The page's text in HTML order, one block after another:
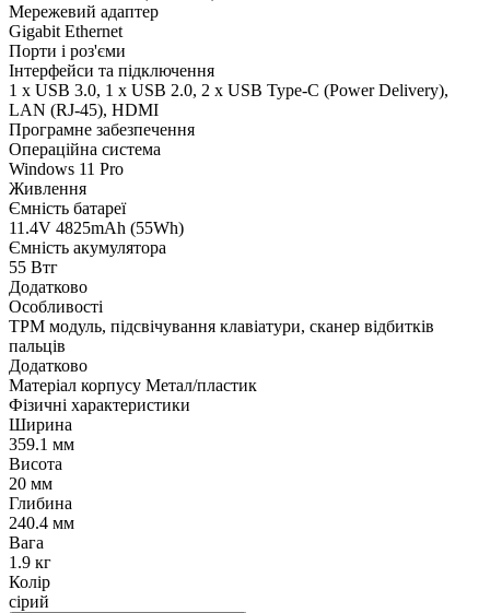
Мережевий адаптер
Gigabit Ethernet
Порти і роз'єми
Інтерфейси та підключення
1 x USB 3.0, 1 х USB 2.0, 2 х USB Type-C (Power Delivery),
LAN (RJ-45), HDMI
Програмне забезпечення
Операційна система
Windows 11 Pro
Живлення
Ємність батареї
11.4V 4825mAh (55Wh)
Ємність акумулятора
55 Втг
Додатково
Особливості
TPM модуль, підсвічування клавіатури, сканер відбитків
пальців
Додатково
Матеріал корпусу Метал/пластик
Фізичні характеристики
Ширина
359.1 мм
Висота
20 мм
Глибина
240.4 мм
Вага
1.9 кг
Колір
сірий